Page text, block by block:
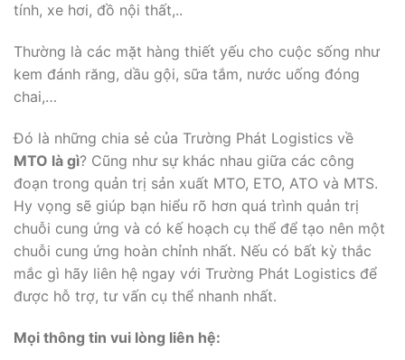
tính, xe hơi, đồ nội thất,..
Thường là các mặt hàng thiết yếu cho cuộc sống như
kem đánh răng, dầu gội, sữa tắm, nước uống đóng
chai,…
Đó là những chia sẻ của Trường Phát Logistics về
MTO là gì? Cũng như sự khác nhau giữa các công
đoạn trong quản trị sản xuất MTO, ETO, ATO và MTS.
Hy vọng sẽ giúp bạn hiểu rõ hơn quá trình quản trị
chuỗi cung ứng và có kế hoạch cụ thể để tạo nên một
chuỗi cung ứng hoàn chỉnh nhất. Nếu có bất kỳ thắc
mắc gì hãy liên hệ ngay với Trường Phát Logistics để
được hỗ trợ, tư vấn cụ thể nhanh nhất.
Mọi thông tin vui lòng liên hệ: